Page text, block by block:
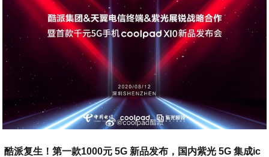
酷派复生！第一款1000元 5G 新品发布，国内紫光 5G 集成ic